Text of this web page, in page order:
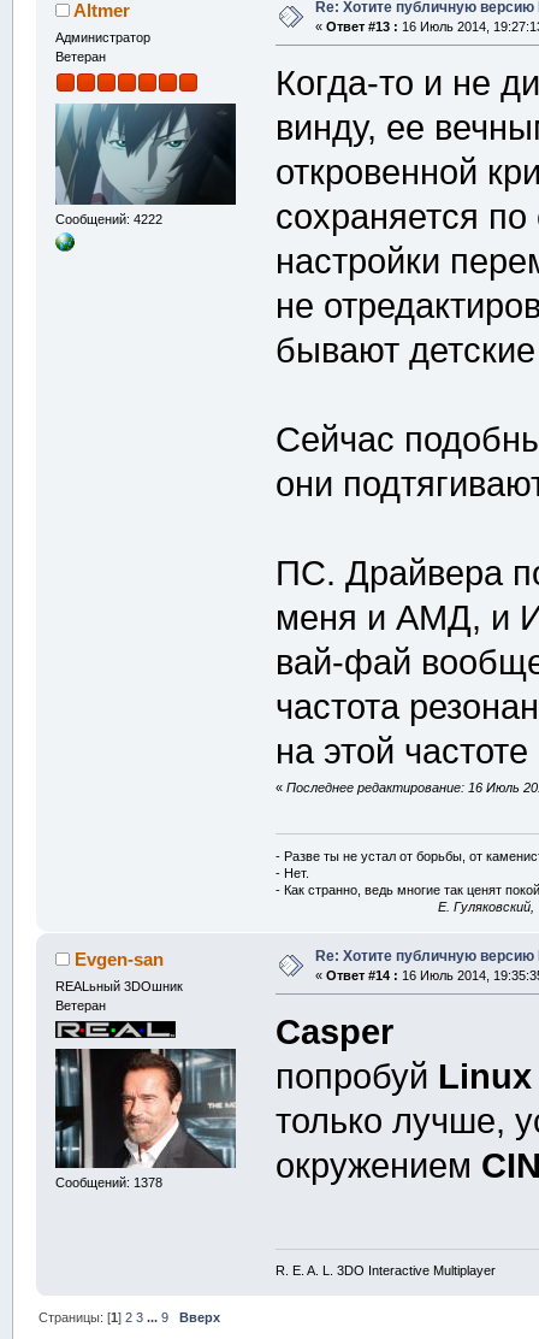
Altmer
Администратор
Ветеран
Сообщений: 4222
Re: Хотите публичную версию
« Ответ #13 : 16 Июль 2014,
Когда-то и не
винду, ее
откровенной
сохраняется по
настройки
не
бывают
Сейчас
они
ПС. Драйвера
меня и АМД, и
вай-фай
частота
на этой
«Последнее редактирование: 16 Июль
- Разве ты не устал от борьбы, от
- Нет.
- Как странно, ведь многие так ценят
E.
Evgen-san
REALьный 3DOшник
Ветеран
Сообщений: 1378
Re: Хотите публичную версию
« Ответ #14 : 16 Июль 2014,
Casper
попробуй
только лучше,
окружением
R. E. A. L. 3DO Interactive Multiplayer
Страницы: [1]2 3 ...9 Вверх